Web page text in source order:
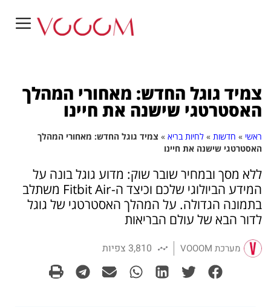
צמיד גוגל החדש: מאחורי המהלך
האסטרטגי שישנה את חיינו
ראשי » חדשות » לחיות בריא » צמיד גוגל החדש: מאחורי המהלך
האסטרטגי שישנה את חיינו
ללא מסך ובמחיר שובר שוק: מדוע גוגל בונה על
המידע הביולוגי שלכם וכיצד ה-Fitbit Air משתלב
בתמונה הגדולה. על המהלך האסטרטגי של גוגל
לדור הבא של עולם הבריאות
מערכת VOOOM 3,810 צפיות